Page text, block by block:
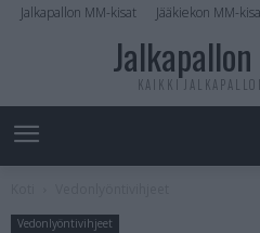
Jalkapallon MM-kisat Jääkiekon MM-
KAIKKI
Vedonlyöntivihjeet